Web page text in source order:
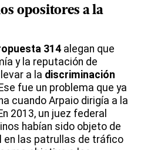
opositores a la
314 alegan que
y la reputación de
a la discriminación
fue un problema que ya
cuando Arpaio dirigía a la
2013, un juez federal
habían sido objeto de
en las patrullas de tráfico